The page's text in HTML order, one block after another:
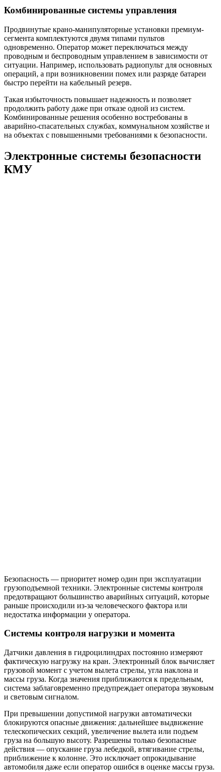
Комбинированные системы управления
Продвинутые крано-манипуляторные установки премиум-
сегмента комплектуются двумя типами пультов
одновременно. Оператор может переключаться между
проводным и беспроводным управлением в зависимости от
ситуации. Например, использовать радиопульт для основных
операций, а при возникновении помех или разряде батареи
быстро перейти на кабельный резерв.
Такая избыточность повышает надежность и позволяет
продолжить работу даже при отказе одной из систем.
Комбинированные решения особенно востребованы в
аварийно-спасательных службах, коммунальном хозяйстве и
на объектах с повышенными требованиями к безопасности.
Электронные системы безопасности
КМУ
Безопасность — приоритет номер один при эксплуатации
грузоподъемной техники. Электронные системы контроля
предотвращают большинство аварийных ситуаций, которые
раньше происходили из-за человеческого фактора или
недостатка информации у оператора.
Системы контроля нагрузки и момента
Датчики давления в гидроцилиндрах постоянно измеряют
фактическую нагрузку на кран. Электронный блок вычисляет
грузовой момент с учетом вылета стрелы, угла наклона и
массы груза. Когда значения приближаются к предельным,
система заблаговременно предупреждает оператора звуковым
и световым сигналом.
При превышении допустимой нагрузки автоматически
блокируются опасные движения: дальнейшее выдвижение
телескопических секций, увеличение вылета или подъем
груза на большую высоту. Разрешены только безопасные
действия — опускание груза лебедкой, втягивание стрелы,
приближение к колонне. Это исключает опрокидывание
автомобиля даже если оператор ошибся в оценке массы груза.